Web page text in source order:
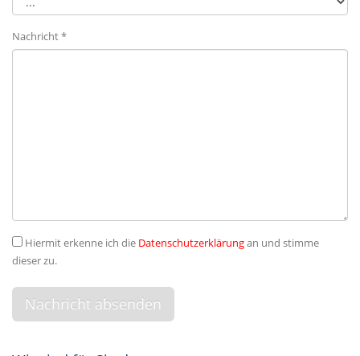
Nachricht *
Hiermit erkenne ich die Datenschutzerklärungan und stimme
dieser zu.